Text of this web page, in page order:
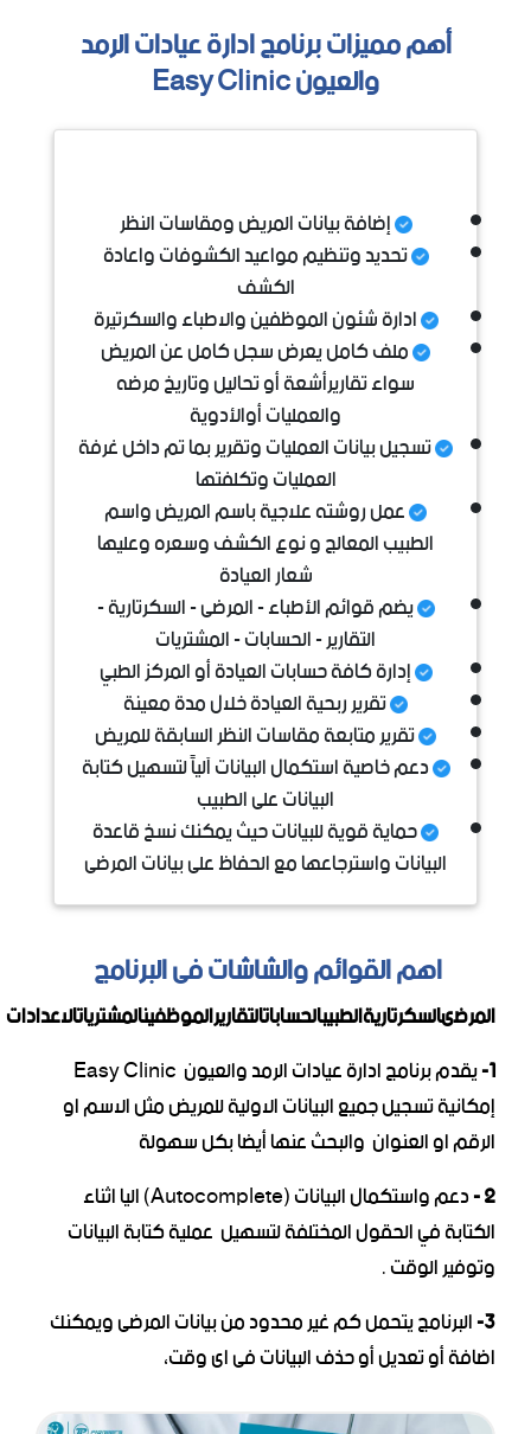
أهم مميزات برنامج ادارة عيادات الرمد
والعيون Easy Clinic
إضافة بيانات المريض ومقاسات النظر
تحديد وتنظيم مواعيد الكشوفات واعادة
الكشف
ادارة شئون الموظفين والاطباء والسكرتيرة
ملف كامل يعرض سجل كامل عن المريض
سواء تقاريرأشعة أو تحاليل وتاريخ مرضه
والعمليات أوالأدوية
تسجيل بيانات العمليات وتقرير بما تم داخل غرفة
العمليات وتكلفتها
عمل روشته علاجية باسم المريض واسم
الطبيب المعالج و نوع الكشف وسعره وعليها
شعار العيادة
يضم قوائم الأطباء - المرضى - السكرتارية -
التقارير - الحسابات - المشتريات
إدارة كافة حسابات العيادة أو المركز الطبي
تقرير ربحية العيادة خلال مدة معينة
تقرير متابعة مقاسات النظر السابقة للمريض
دعم خاصية استكمال البيانات آلياً لتسهيل كتابة
البيانات على الطبيب
حماية قوية للبيانات حيث يمكنك نسخ قاعدة
البيانات واسترجاعها مع الحفاظ على بيانات المرضى
اهم القوائم والشاشات فى البرنامج
المرضىالسكرتاريةالطبيبالحساباتالتقاريرالموظفينالمشترياتالاعدادات
1- يقدمبرنامج ادارة عيادات الرمد والعيون
إمكانية تسجيل جميع البيانات الاولية للمريض مثل الاسم او
الرقم او العنوان والبحث عنها أيضا بكل سهولة
2 -
دعم واستكمال البيانات (Autocomplete) اليا اثناء
الكتابة في الحقول المختلفة لتسهيل عملية كتابة البيانات
وتوفير الوقت .
3- البرنامج يتحمل كم غير محدود من بيانات المرضى ويمكنك
اضافة أو تعديل أو حذف البيانات فى اى وقت،